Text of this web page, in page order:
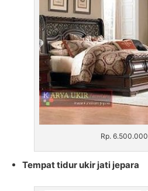
Rp. 6.500.000
Tempat tidur ukir jati jepara